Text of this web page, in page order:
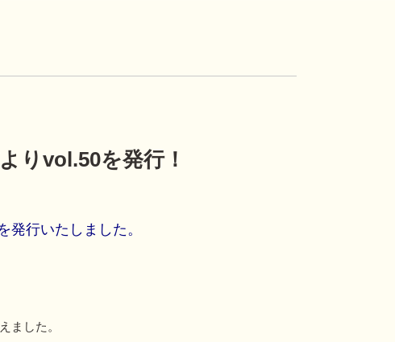
りvol.50を発行！
発行いたしました。
ました。